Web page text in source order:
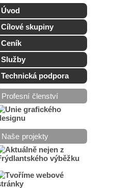
Úvod
Cílové skupiny
Ceník
Služby
Technická podpora
Profesní členství
Naše projekty